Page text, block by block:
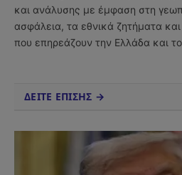
και ανάλυσης με έμφαση στη
ασφάλεια, τα εθνικά ζητήματα και
που επηρεάζουν την Ελλάδα και
ΔΕΙΤΕ ΕΠΙΣΗΣ →